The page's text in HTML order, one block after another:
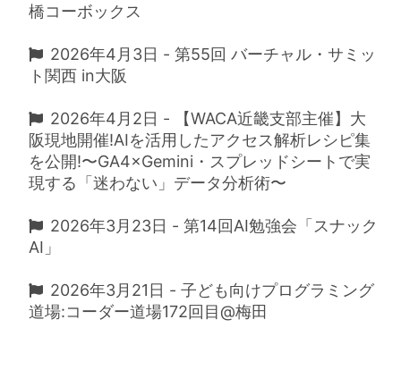
橋コーボックス
2026年4月3日 - 第55回 バーチャル・サミッ
ト関西 in大阪
2026年4月2日 - 【WACA近畿支部主催】大
阪現地開催!AIを活用したアクセス解析レシピ集
を公開!〜GA4×Gemini・スプレッドシートで実
現する「迷わない」データ分析術〜
2026年3月23日 - 第14回AI勉強会「スナック
AI」
2026年3月21日 - 子ども向けプログラミング
道場:コーダー道場172回目@梅田